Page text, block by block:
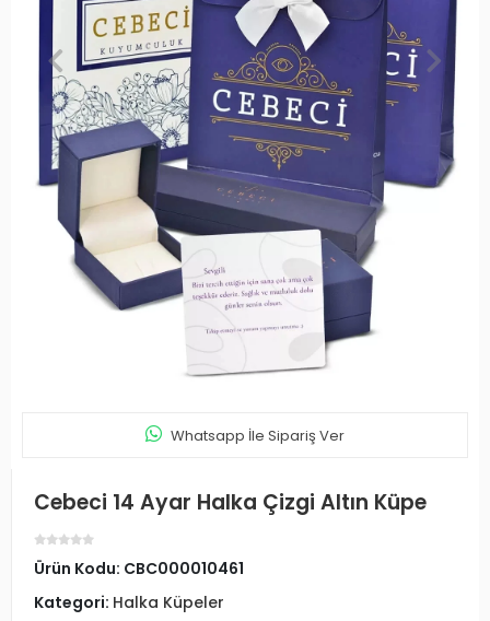
Whatsapp İle Sipariş Ver
Cebeci 14 Ayar Halka Çizgi Altın Küpe
Ürün Kodu: CBC000010461
Kategori: Halka Küpeler